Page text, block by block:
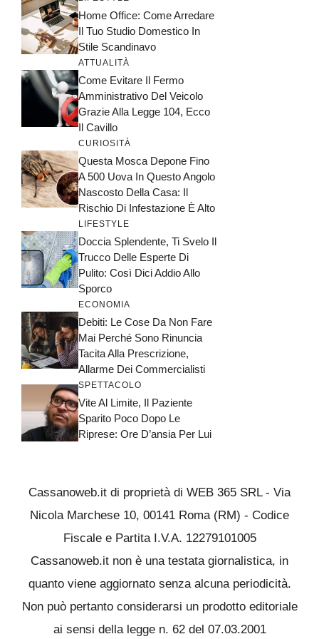
Home Office: Come Arredare
Il Tuo Studio Domestico In
Stile Scandinavo
ATTUALITÀ
Come Evitare Il Fermo
Amministrativo Del Veicolo
Grazie Alla Legge 104, Ecco
Il Cavillo
CURIOSITÀ
Questa Mosca Depone Fino
A 500 Uova In Questo Angolo
Nascosto Della Casa: Il
Rischio Di Infestazione È Alto
LIFESTYLE
Doccia Splendente, Ti Svelo Il
Trucco Delle Esperte Di
Pulito: Così Dici Addio Allo
Sporco
ECONOMIA
Debiti: Le Cose Da Non Fare
Mai Perché Sono Rinuncia
Tacita Alla Prescrizione,
Allarme Dei Commercialisti
SPETTACOLO
Vite Al Limite, Il Paziente
Sparito Poco Dopo Le
Riprese: Ore D’ansia Per Lui
Cassanoweb.it di proprietà di WEB 365 SRL - Via
Nicola Marchese 10, 00141 Roma (RM) - Codice
Fiscale e Partita I.V.A. 12279101005
Cassanoweb.it non è una testata giornalistica, in
quanto viene aggiornato senza alcuna periodicità.
Non può pertanto considerarsi un prodotto editoriale
ai sensi della legge n. 62 del 07.03.2001